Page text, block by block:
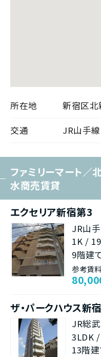
所在地
新宿区
交通
JR山手線
ファミリーマート／
水商売賃貸
エクセリア新宿第3
JR山
1K /
9階建
参考賃料
ザ・パークハウス新
JR総
3LDK
13階